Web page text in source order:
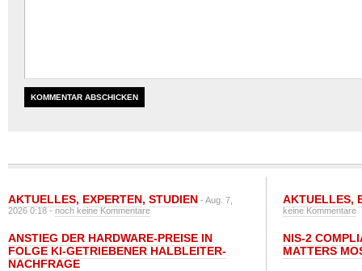
AKTUELLES, EXPERTEN, STUDIEN - Aug. 7,
2026 0:18 -noch keine Kommentare
ANSTIEG DER HARDWARE-PREISE IN
FOLGE KI-GETRIEBENER HALBLEITER-
NACHFRAGE
AKTUELLES,
keine Kommentare
NIS-2
MATTERS